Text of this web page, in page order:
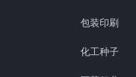
包装印刷
化工种子